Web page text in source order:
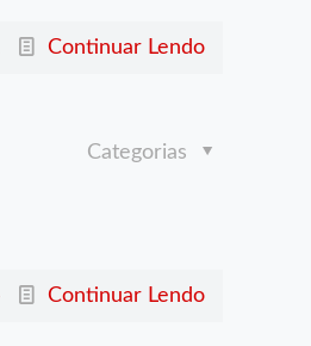
Continuar Lendo
Categorias
Continuar Lendo